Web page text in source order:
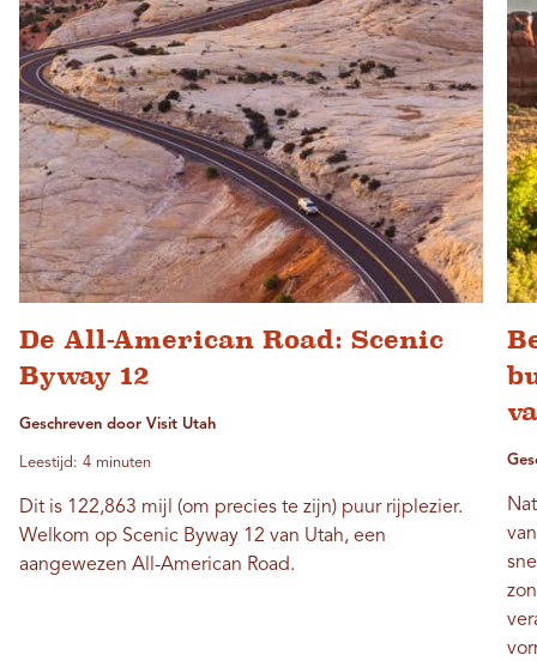
De All-American Road: Scenic
Byway 12
Geschreven door Visit Utah
Leestijd: 4 minuten
Dit is 122,863 mijl (om precies te zijn) puur rijplezier.
Welkom op Scenic Byway 12 van Utah, een
aangewezen All-American Road.